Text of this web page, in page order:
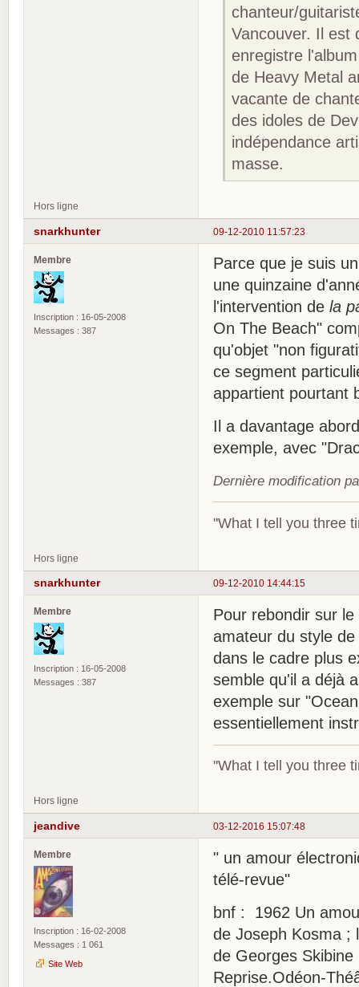
chanteur/
Vancouver. Il est
enregistre
de Heavy Metal
vacante de
des idoles de
indépendance
masse.
Hors ligne
09-12-2010 11:57:23
snarkhunter
Membre
Inscription : 16-05-2008
Messages : 387
Parce que je suis
une quinzaine
l'intervention de la
On The Beach"
qu'objet "non
ce segment
appartient pourtant
Il a davantage
exemple, avec
Dernière modification
"What I tell you three
Hors ligne
09-12-2010 14:44:15
snarkhunter
Membre
Inscription : 16-05-2008
Messages : 387
Pour rebondir sur
amateur du style
dans le cadre plus
semble qu'il a déjà
exemple sur
essentiellement
"What I tell you three
Hors ligne
03-12-2016 15:07:48
jeandive
Membre
Inscription : 16-02-2008
Messages : 1 061
Site Web
" un amour
télé-revue"
bnf : 1962 Un
de Joseph Kosma ;
de Georges
Reprise.Odéon-